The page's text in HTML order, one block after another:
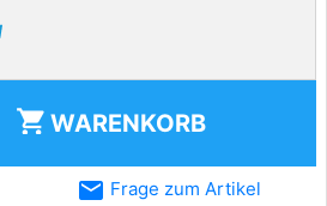
shopping_cart WARENKORB
email Frage zum Artikel